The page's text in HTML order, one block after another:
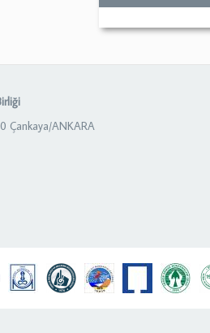
Çankaya/ANKARA